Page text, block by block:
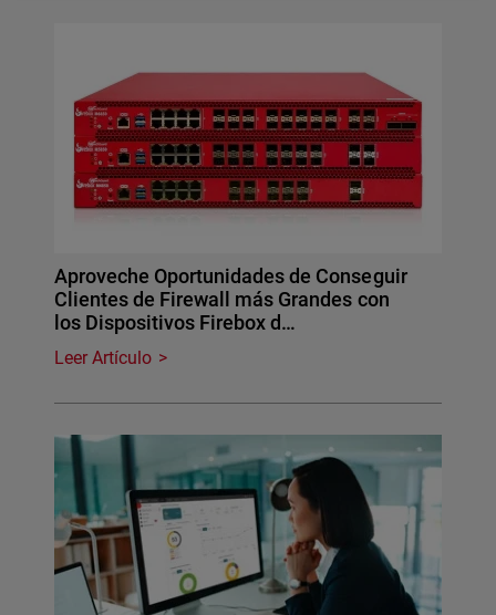
Aproveche Oportunidades de Conseguir
Clientes de Firewall más Grandes con
los Dispositivos Firebox d…
Leer Artículo